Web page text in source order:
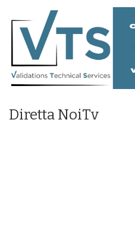
Diretta NoiTv